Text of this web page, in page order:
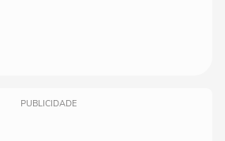
PUBLICIDADE